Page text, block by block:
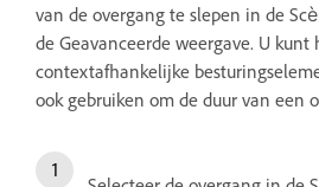
van de overgang te slepen in de
de Geavanceerde weergave. U kunt
contextafhankelijke
ook gebruiken om de duur van een